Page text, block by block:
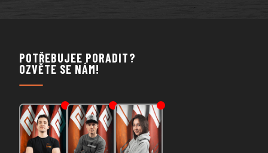
POTŘEBUJEE PORADIT?
OZVĚTE SE NÁM!